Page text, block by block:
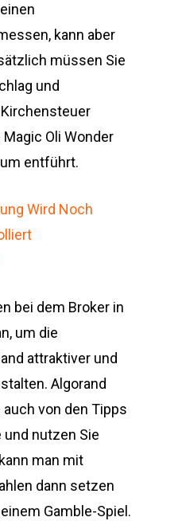
kann aber
müssen Sie
und
Oli Wonder
entführt.
Wird Noch
bei dem Broker in
um die
attraktiver und
Algorand
von den Tipps
und nutzen Sie
man mit
dann setzen
Gamble-Spiel.